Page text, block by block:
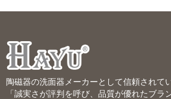
陶磁器の洗面器メーカーとして信頼されて
「誠実さが評判を呼び、品質が優れたブラ